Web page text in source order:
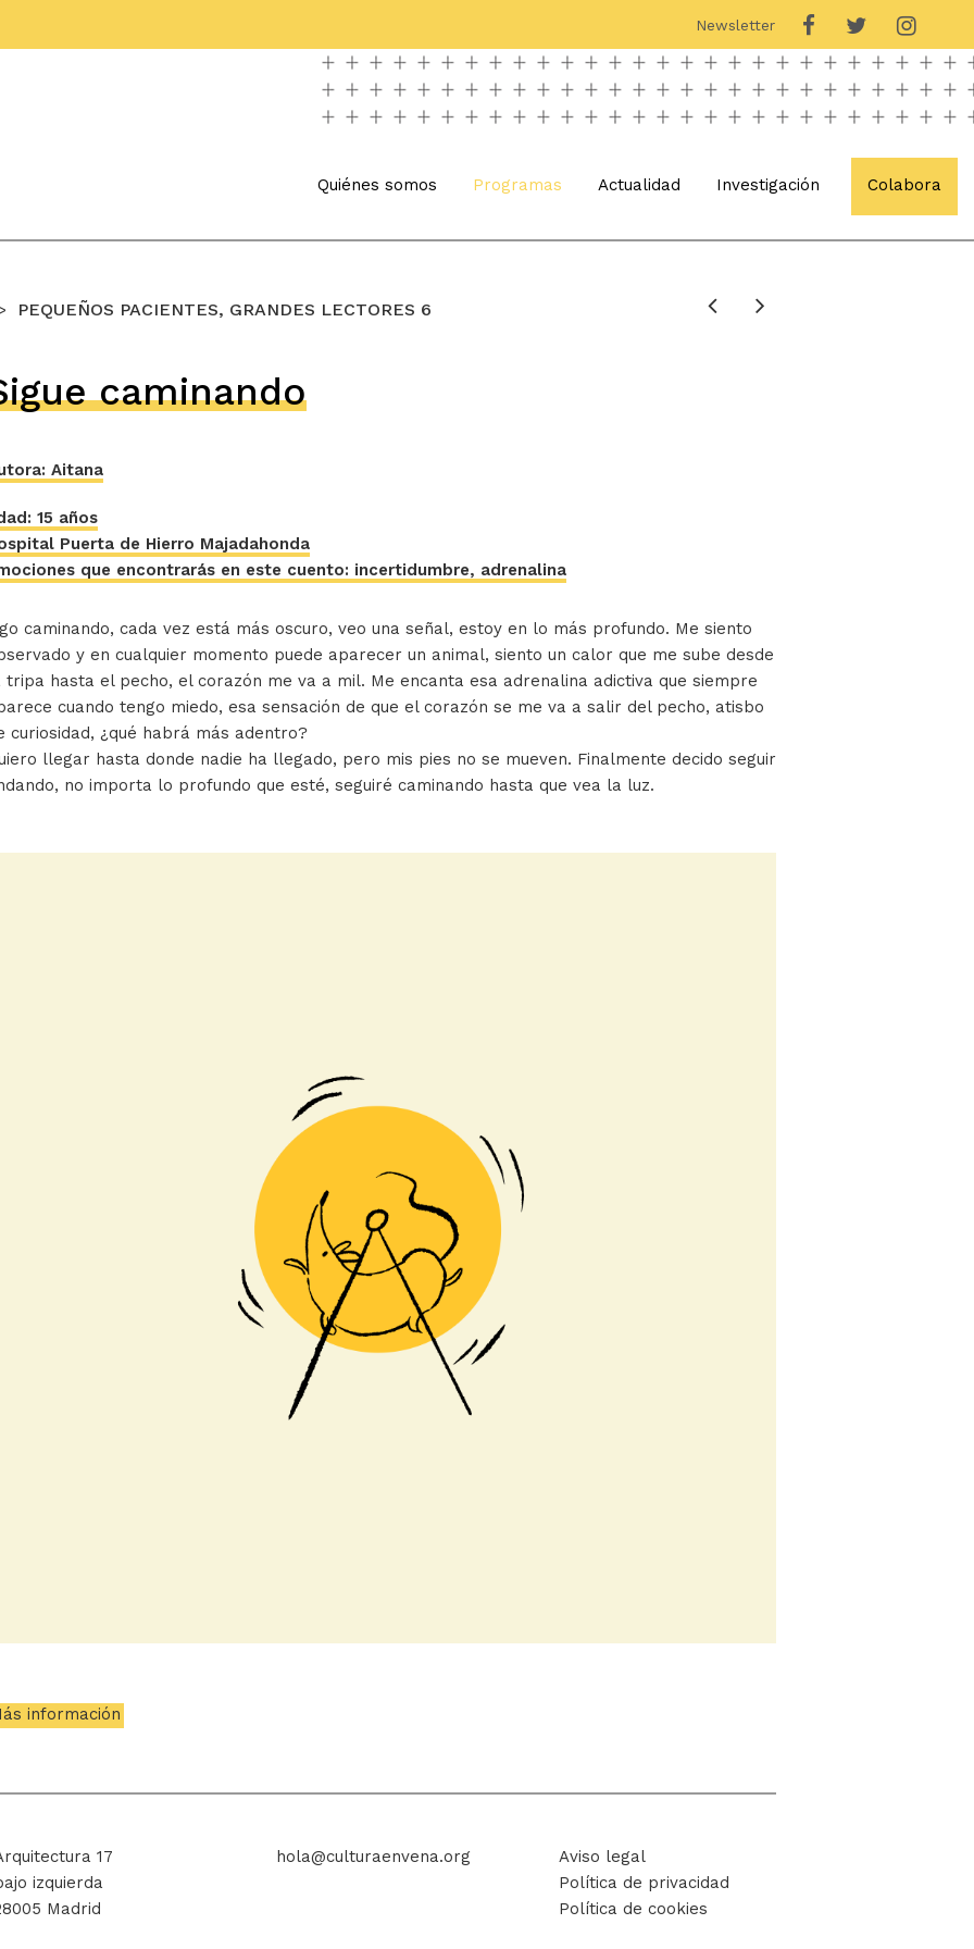
Newsletter
Quiénes somos Programas Actualidad Investigación Colabora
PEQUEÑOS PACIENTES, GRANDES LECTORES 6
caminando
Aitana
15 años
Puerta de Hierro Majadahonda
que encontrarás en este cuento: incertidumbre, adrenalina
caminando, cada vez está más oscuro, veo una señal, estoy en lo más profundo. Me siento
y en cualquier momento puede aparecer un animal, siento un calor que me sube desde
tripa hasta el pecho, el corazón me va a mil. Me encanta esa adrenalina adictiva que siempre
cuando tengo miedo, esa sensación de que el corazón se me va a salir del pecho, atisbo
curiosidad, ¿qué habrá más adentro?
llegar hasta donde nadie ha llegado, pero mis pies no se mueven. Finalmente decido seguir
no importa lo profundo que esté, seguiré caminando hasta que vea la luz.
información
17
izquierda
Madrid
hola@culturaenvena.org
Aviso legal
Política de privacidad
Política de cookies